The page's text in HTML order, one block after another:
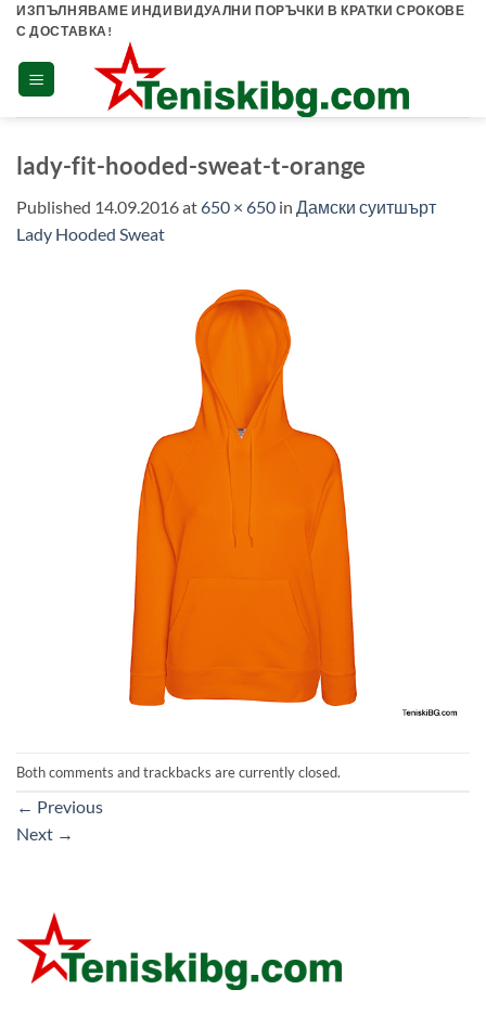
Skip
content
ИЗПЪЛНЯВАМЕ ИНДИВИДУАЛНИ ПОРЪЧКИ В КРАТКИ СРОКОВЕ
С ДОСТАВКА!
lady-fit-hooded-sweat-t-orange
Published 14.09.2016at650 × 650 in Дамски суитшърт
Lady Hooded Sweat
Both comments and trackbacks are currently closed.
← Previous
Next →